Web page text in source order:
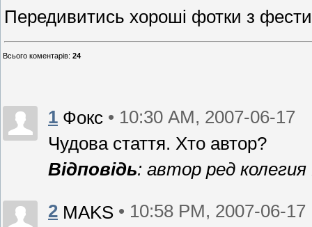
Передивитись хороші фотки з
Всього коментарів: 24
1 Фокс • 10:30 AM, 2007-06-17
Чудова стаття. Хто автор?
Відповідь: автор ред колегия
2 MAKS • 10:58 PM, 2007-06-17